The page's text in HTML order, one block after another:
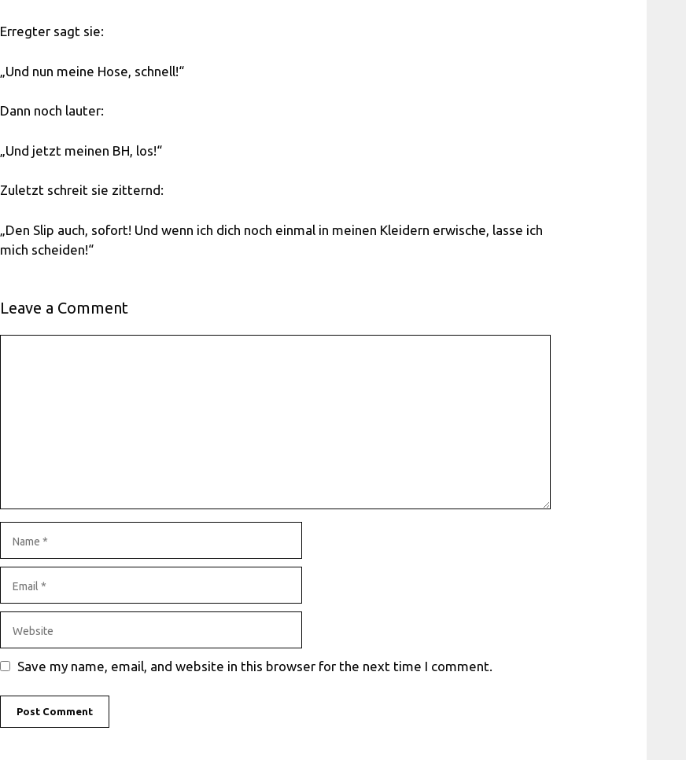
Erregter sagt sie:
„Und nun meine Hose, schnell!“
Dann noch lauter:
„Und jetzt meinen BH, los!“
Zuletzt schreit sie zitternd:
„Den Slip auch, sofort! Und wenn ich dich noch einmal in meinen Kleidern erwische, lasse ich
mich scheiden!“
Leave a Comment
Save my name, email, and website in this browser for the next time I comment.